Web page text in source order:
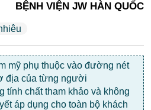
BỆNH VIỆN JW HÀN QUỐC
mỹ phụ thuộc vào đường nét
địa của từng người
tính chất tham khảo và không
áp dụng cho toàn bộ khách